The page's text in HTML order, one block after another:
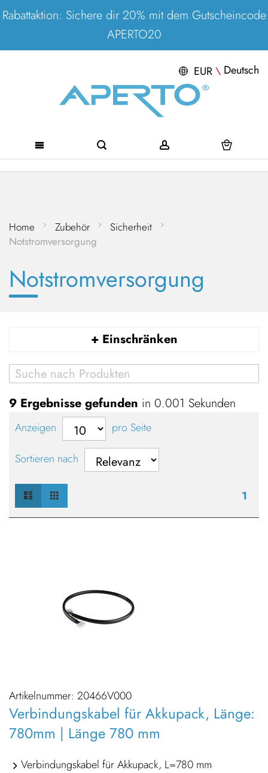
Rabattaktion: Sichere dir 20% mit dem Gutscheincode
APERTO20
EUR\ Deutsch
Direkt
Home Zubehör
Sicherheit
Notstromversorgung
Notstromversorgung
+ Einschränken
9 Ergebnisse gefunden in 0.001 Sekunden
Anzeigen
pro Seite
Sortieren nach
1
Ansicht
als
Liste
Artikelnummer: 20466V000
Verbindungskabel für Akkupack, Länge:
780mm | Länge 780 mm
Verbindungskabel für Akkupack, L=780 mm